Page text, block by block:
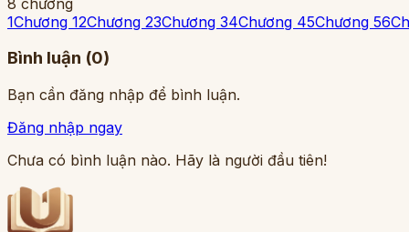
1Chương 12Chương 23Chương 34Chương 45Chương 56
Bình luận (0)
Bạn cần đăng nhập để bình luận.
Đăng nhập ngay
Chưa có bình luận nào. Hãy là người đầu tiên!